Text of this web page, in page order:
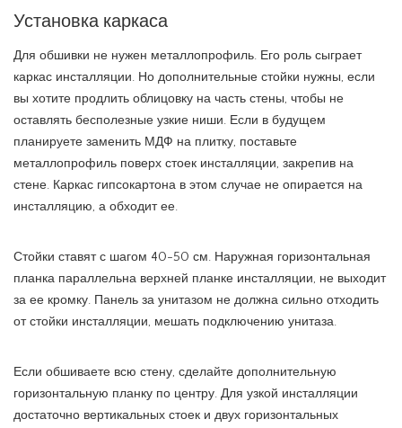
Установка каркаса
Для обшивки не нужен металлопрофиль. Его роль сыграет
каркас инсталляции. Но дополнительные стойки нужны, если
вы хотите продлить облицовку на часть стены, чтобы не
оставлять бесполезные узкие ниши. Если в будущем
планируете заменить МДФ на плитку, поставьте
металлопрофиль поверх стоек инсталляции, закрепив на
стене. Каркас гипсокартона в этом случае не опирается на
инсталляцию, а обходит ее.
Стойки ставят с шагом 40-50 см. Наружная горизонтальная
планка параллельна верхней планке инсталляции, не выходит
за ее кромку. Панель за унитазом не должна сильно отходить
от стойки инсталляции, мешать подключению унитаза.
Если обшиваете всю стену, сделайте дополнительную
горизонтальную планку по центру. Для узкой инсталляции
достаточно вертикальных стоек и двух горизонтальных